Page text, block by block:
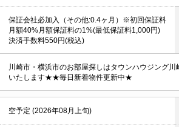
保証会社必加入（その他:0.4ヶ月）※初回保証料
月額40%月額保証料の1%(最低保証料1,000円)
決済手数料550円(税込)
川崎市・横浜市のお部屋探しはタウンハウジング
いたします★★毎日新着物件更新中★
空予定 (2026年08月上旬)